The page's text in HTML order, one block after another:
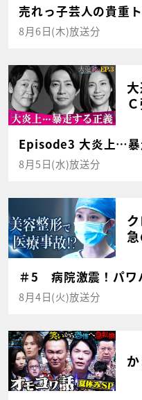
売れっ子芸人の貴重
8月6日(木)放送分
Episode3 大炎上…暴
8月5日(水)放送分
＃5 病院激震！パワ
8月4日(火)放送分